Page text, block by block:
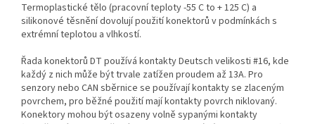
Termoplastické tělo (pracovní teploty -55 C to + 125 C) a
silikonové těsnění dovolují použití konektorů v podmínkách s
extrémní teplotou a vlhkostí.
Řada konektorů DT používá kontakty Deutsch velikosti #16, kde
každý z nich může být trvale zatížen proudem až 13A. Pro
senzory nebo CAN sběrnice se používají kontakty se zlaceným
povrchem, pro běžné použití mají kontakty povrch niklovaný.
Konektory mohou být osazeny volně sypanými kontakty